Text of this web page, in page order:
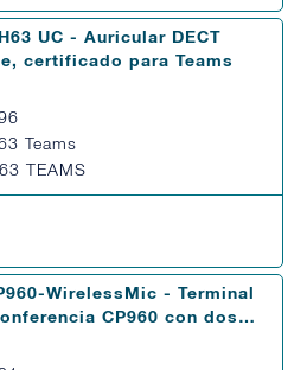
UC - Auricular DECT
certificado para Teams
Teams
TEAMS
WirelessMic - Terminal
CP960 con dos…